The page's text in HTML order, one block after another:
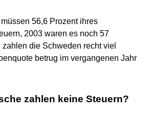
56,6 Prozent ihres
2003 waren es noch 57
die Schweden recht viel
betrug im vergangenen Jahr
zahlen keine Steuern?